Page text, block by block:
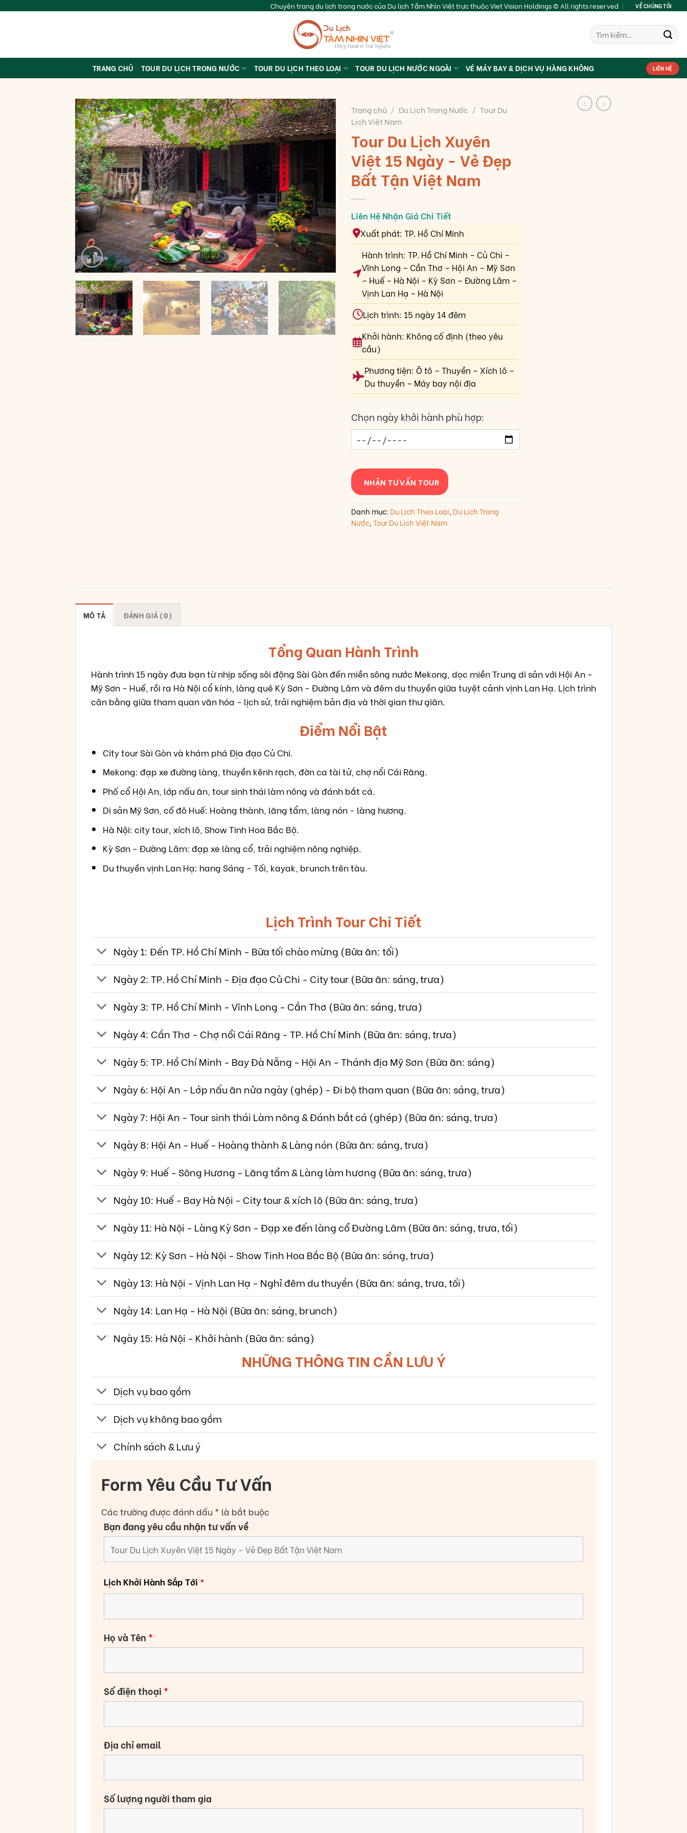
Chuyên trang du lịch trong nước của Du lịch Tầm Nhìn Việt trực thuộc Viet Vision Holdings © All rights reserved VỀ CHÚNG TÔI
Tìm
kiếm:
TRANG CHỦ TOUR DU LỊCH TRONG NƯỚC TOUR DU LỊCH THEO LOẠI TOUR DU LỊCH NƯỚC NGOÀI VÉ MÁY BAY & DỊCH VỤ HÀNG KHÔNG LIÊN HỆ
Trang chủ / Du Lịch Trong Nước / Tour Du
Lịch Việt Nam
Tour Du Lịch Xuyên
Việt 15 Ngày - Vẻ Đẹp
Bất Tận Việt Nam
Xuất phát: TP. Hồ Chí Minh
Hành trình: TP. Hồ Chí Minh – Củ Chi –
Vĩnh Long – Cần Thơ – Hội An – Mỹ Sơn
– Huế – Hà Nội – Kỳ Sơn – Đường Lâm –
Vịnh Lan Hạ – Hà Nội
Lịch trình: 15 ngày 14 đêm
Khởi hành: Không cố định (theo yêu
cầu)
Phương tiện: Ô tô – Thuyền – Xích lô –
Du thuyền – Máy bay nội địa
Chọn ngày khởi hành phù hợp:
NHẬN TƯ VẤN TOUR
Danh mục: Du Lịch Theo Loại, Du Lịch Trong
Nước,Tour Du Lịch Việt Nam
MÔ TẢ ĐÁNH GIÁ (0)
Tổng Quan Hành Trình
Hành trình 15 ngày đưa bạn từ nhịp sống sôi động Sài Gòn đến miền sông nước Mekong, dọc miền Trung di sản với Hội An -
Mỹ Sơn - Huế, rồi ra Hà Nội cổ kính, làng quê Kỳ Sơn - Đường Lâm và đêm du thuyền giữa tuyệt cảnh vịnh Lan Hạ. Lịch trình
cân bằng giữa tham quan văn hóa - lịch sử, trải nghiệm bản địa và thời gian thư giãn.
Điểm Nổi Bật
City tour Sài Gòn và khám phá Địa đạo Củ Chi.
Mekong: đạp xe đường làng, thuyền kênh rạch, đờn ca tài tử, chợ nổi Cái Răng.
Phố cổ Hội An, lớp nấu ăn, tour sinh thái làm nông và đánh bắt cá.
Di sản Mỹ Sơn, cố đô Huế: Hoàng thành, lăng tẩm, làng nón - làng hương.
Hà Nội: city tour, xích lô, Show Tinh Hoa Bắc Bộ.
Kỳ Sơn - Đường Lâm: đạp xe làng cổ, trải nghiệm nông nghiệp.
Du thuyền vịnh Lan Hạ: hang Sáng - Tối, kayak, brunch trên tàu.
Lịch Trình Tour Chi Tiết
Ngày 1: Đến TP. Hồ Chí Minh - Bữa tối chào mừng (Bữa ăn: tối)
Ngày 2: TP. Hồ Chí Minh - Địa đạo Củ Chi - City tour (Bữa ăn: sáng, trưa)
Ngày 3: TP. Hồ Chí Minh - Vĩnh Long - Cần Thơ (Bữa ăn: sáng, trưa)
Ngày 4: Cần Thơ - Chợ nổi Cái Răng - TP. Hồ Chí Minh (Bữa ăn: sáng, trưa)
Ngày 5: TP. Hồ Chí Minh - Bay Đà Nẵng - Hội An - Thánh địa Mỹ Sơn (Bữa ăn: sáng)
Ngày 6: Hội An - Lớp nấu ăn nửa ngày (ghép) - Đi bộ tham quan (Bữa ăn: sáng, trưa)
Ngày 7: Hội An - Tour sinh thái Làm nông & Đánh bắt cá (ghép) (Bữa ăn: sáng, trưa)
Ngày 8: Hội An - Huế - Hoàng thành & Làng nón (Bữa ăn: sáng, trưa)
Ngày 9: Huế - Sông Hương - Lăng tẩm & Làng làm hương (Bữa ăn: sáng, trưa)
Ngày 10: Huế - Bay Hà Nội - City tour & xích lô (Bữa ăn: sáng, trưa)
Ngày 11: Hà Nội - Làng Kỳ Sơn - Đạp xe đến làng cổ Đường Lâm (Bữa ăn: sáng, trưa, tối)
Ngày 12: Kỳ Sơn - Hà Nội - Show Tinh Hoa Bắc Bộ (Bữa ăn: sáng, trưa)
Ngày 13: Hà Nội - Vịnh Lan Hạ - Nghỉ đêm du thuyền (Bữa ăn: sáng, trưa, tối)
Ngày 14: Lan Hạ - Hà Nội (Bữa ăn: sáng, brunch)
Ngày 15: Hà Nội - Khởi hành (Bữa ăn: sáng)
NHỮNG THÔNG TIN CẦN LƯU Ý
Dịch vụ bao gồm
Dịch vụ không bao gồm
Chính sách & Lưu ý
Form Yêu Cầu Tư Vấn
Các trường được đánh dấu * là bắt buộc
Bạn đang yêu cầu nhận tư vấn về
Lịch Khởi Hành Sắp Tới *
Họ và Tên *
Số điện thoại *
Địa chỉ email
Số lượng người tham gia